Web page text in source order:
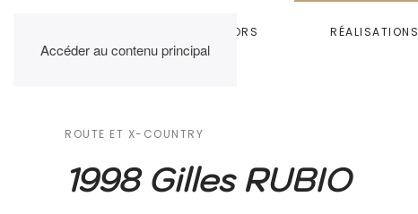
Accéder au contenu principal
RAINBOW COLORS RÉALISATIONS
ROUTE ET X-COUNTRY
1998 Gilles RUBIO